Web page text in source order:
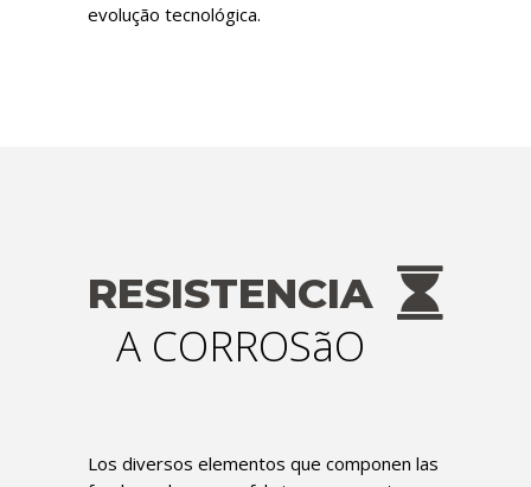
evolução tecnológica.
RESISTENCIA
A CORROSãO
Los diversos elementos que componen las